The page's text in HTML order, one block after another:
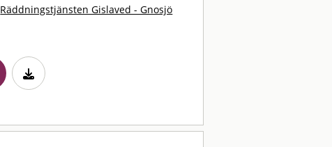
Räddningstjänsten Gislaved - Gnosjö